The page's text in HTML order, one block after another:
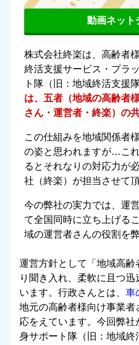
動画ネット
株式会社終楽は、高齢者
終活支援サービス・プラ
ト隊（旧：地域終活支援
は、五者（地域の高齢者
さん・運営者・終楽）の
この仕組みを地域関係者
の姿と思われますが…こ
るとそれなりの対応力が
社（終楽）が担当させて頂
今の弊社の実力では、運
て全国同時に立ち上げる
域の運営者さんの役割を
運営方針として「 地域高齢
り聞き入れ、柔軟に且つ迅
います。行政さんとは、 車
地元の高齢者様向け事業
応をえています。今回弊
身サポート隊（旧：地域